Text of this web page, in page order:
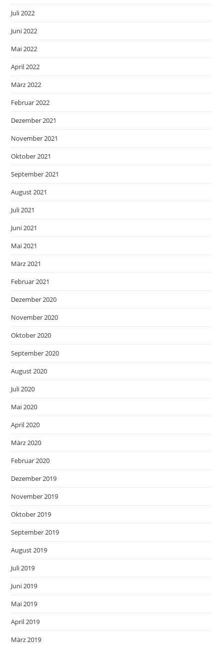
Juli 2022
Juni 2022
Mai 2022
April 2022
März 2022
Februar 2022
Dezember 2021
November 2021
Oktober 2021
September 2021
August 2021
Juli 2021
Juni 2021
Mai 2021
März 2021
Februar 2021
Dezember 2020
November 2020
Oktober 2020
September 2020
August 2020
Juli 2020
Mai 2020
April 2020
März 2020
Februar 2020
Dezember 2019
November 2019
Oktober 2019
September 2019
August 2019
Juli 2019
Juni 2019
Mai 2019
April 2019
März 2019